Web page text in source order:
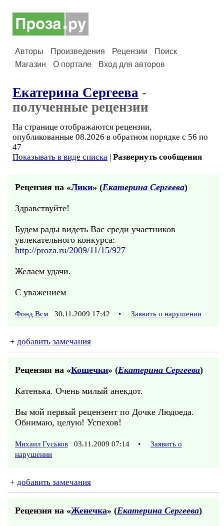
Авторы Произведения Рецензии
Поиск
Магазин
О портале Вход для авторов
Екатерина Сергеева -
полученные рецензии
На странице отображаются рецензии,
опубликованные 08.2026 в обратном порядке с 56 по
47
Показывать в виде списка | Развернуть сообщения
Рецензия на «Лики» (Екатерина Сергеева)
Здравствуйте!
Будем рады видеть Вас среди участников
увлекательного конкурса:
http://proza.ru/2009/11/15/927
Желаем удачи.
С уважением
Фонд Всм 30.11.2009 17:42 • Заявить о нарушении
+ добавить замечания
Рецензия на «Кошечки» (Екатерина Сергеева)
Катенька. Очень милый анекдот.
Вы мой первый рецензент по Дочке Людоеда.
Обнимаю, целую! Успехов!
Михаил Гуськов 03.11.2009 07:14 •
Заявить о
нарушении
+ добавить замечания
Рецензия на «Женечка» (Екатерина Сергеева)